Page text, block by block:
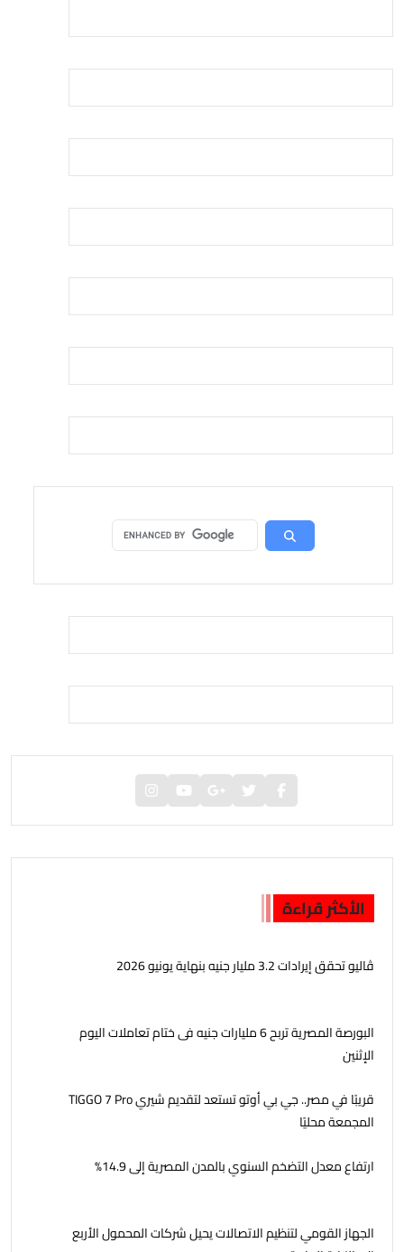
الأكثر قراءة
ڤاليو تحقق إيرادات 3.2 مليار جنيه بنهاية يونيو 2026
البورصة المصرية تربح 6 مليارات جنيه فى ختام تعاملات اليوم
الإثنين
قريبًا في مصر.. جي بي أوتو تستعد لتقديم شيري TIGGO 7 Pro
المجمعة محليًا
ارتفاع معدل التضخم السنوي بالمدن المصرية إلى 14.9%
الجهاز القومي لتنظيم الاتصالات يحيل شركات المحمول الأربع